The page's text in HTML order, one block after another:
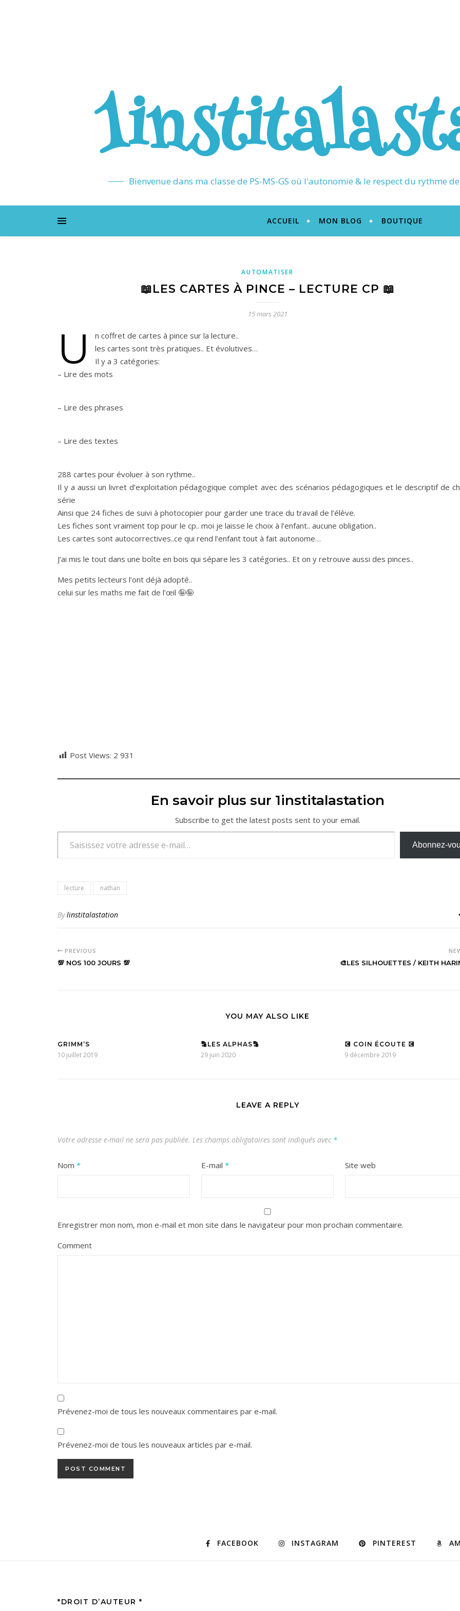
Bienvenue dans ma classe de PS-MS-GS où l'autonomie & le respect du rythme
ACCUEIL MON BLOG BOUTIQUE
AUTOMATISER
📖LES CARTES À PINCE – LECTURE CP 📖
15 mars 2021
U
n coffret de cartes à pince sur la lecture..
les cartes sont très pratiques.. Et évolutives…
Il y a 3 catégories:
– Lire des mots
– Lire des phrases
– Lire des textes
288 cartes pour évoluer à son rythme..
Il y a aussi un livret d’exploitation pédagogique complet avec des scénarios pédagogiques et le descriptif de
série
Ainsi que 24 fiches de suivi à photocopier pour garder une trace du travail de l’élève.
Les fiches sont vraiment top pour le cp.. moi je laisse le choix à l’enfant.. aucune obligation..
Les cartes sont autocorrectives..ce qui rend l’enfant tout à fait autonome…
J’ai mis le tout dans une boîte en bois qui sépare les 3 catégories.. Et on y retrouve aussi des pinces..
Mes petits lecteurs l’ont déjà adopté..
celui sur les maths me fait de l’œil 🤪🤪
Post Views: 2 931
En savoir plus sur 1institalastation
Subscribe to get the latest posts sent to your email.
Saisissez votre adresse e-mail…
Abonnez-
lecture nathan
Bylinstitalastation
PREVIOUS
💯 NOS 100 JOURS 💯 🎨LES SILHOUETTES / KEITH
YOU MAY ALSO LIKE
GRIMM’S
10 juillet 2019
🔡LES ALPHAS🔡
29 juin 2020
💽 COIN ÉCOUTE 💽
9 décembre 2019
LEAVE A REPLY
Votre adresse e-mail ne sera pas publiée. Les champs obligatoires sont indiqués avec *
Nom * E-mail * Site web
Enregistrer mon nom, mon e-mail et mon site dans le navigateur pour mon prochain commentaire.
Comment
Prévenez-moi de tous les nouveaux commentaires par e-mail.
Prévenez-moi de tous les nouveaux articles par e-mail.
FACEBOOK INSTAGRAM PINTEREST
*DROIT D’AUTEUR *